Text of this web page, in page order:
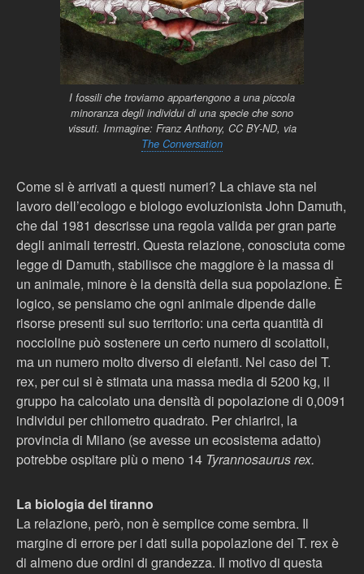
I fossili che troviamo appartengono a una piccola
minoranza degli individui di una specie che sono
vissuti. Immagine: Franz Anthony, CC BY-ND, via
The Conversation
Come si è arrivati a questi numeri? La chiave sta nel
lavoro dell’ecologo e biologo evoluzionista John Damuth,
che dal 1981 descrisse una regola valida per gran parte
degli animali terrestri. Questa relazione, conosciuta come
legge di Damuth, stabilisce che maggiore è la massa di
un animale, minore è la densità della sua popolazione. È
logico, se pensiamo che ogni animale dipende dalle
risorse presenti sul suo territorio: una certa quantità di
noccioline può sostenere un certo numero di scoiattoli,
ma un numero molto diverso di elefanti. Nel caso del T.
rex, per cui si è stimata una massa media di 5200 kg, il
gruppo ha calcolato una densità di popolazione di 0,0091
individui per chilometro quadrato. Per chiarirci, la
provincia di Milano (se avesse un ecosistema adatto)
potrebbe ospitare più o meno 14 Tyrannosaurus rex.
La biologia del tiranno
La relazione, però, non è semplice come sembra. Il
margine di errore per i dati sulla popolazione dei T. rex è
di almeno due ordini di grandezza. Il motivo di questa